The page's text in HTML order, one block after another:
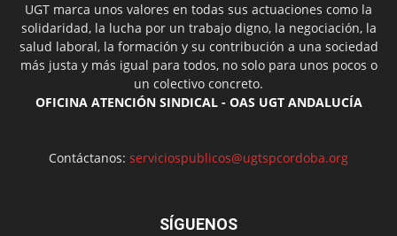
UGT marca unos valores en todas sus actuaciones como la
solidaridad, la lucha por un trabajo digno, la negociación, la
salud laboral, la formación y su contribución a una sociedad
más justa y más igual para todos, no solo para unos pocos o
un colectivo concreto.
OFICINA ATENCIÓN SINDICAL - OAS UGT ANDALUCÍA
Contáctanos: serviciospublicos@ugtspcordoba.org
SÍGUENOS